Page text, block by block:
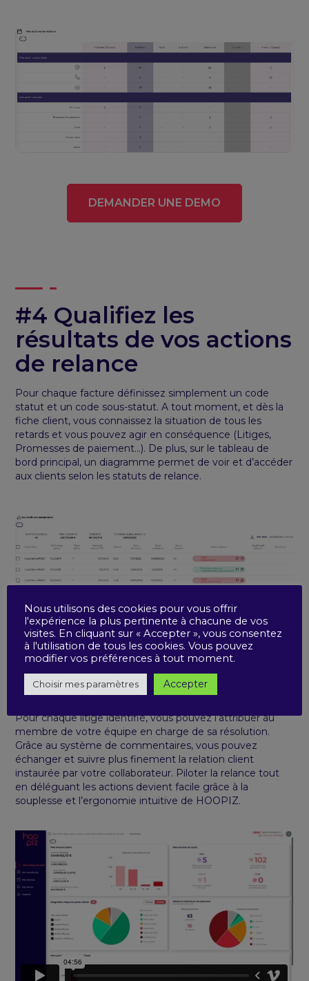
DEMANDER UNE DEMO
#4 Qualifiez les
résultats de vos actions
de relance
Pour chaque facture définissez simplement un code
statut et un code sous-statut. A tout moment, et dès la
fiche client, vous connaissez la situation de tous les
retards et vous pouvez agir en conséquence (Litiges,
Promesses de paiement…). De plus, sur le tableau de
bord principal, un diagramme permet de voir et d’accéder
aux clients selon les statuts de relance.
#5 Gérez les litiges avec
votre équipe
Pour chaque litige identifié, vous pouvez l’attribuer au
membre de votre équipe en charge de sa résolution.
Grâce au système de commentaires, vous pouvez
échanger et suivre plus finement la relation client
instaurée par votre collaborateur. Piloter la relance tout
en déléguant les actions devient facile grâce à la
souplesse et l’ergonomie intuitive de HOOPIZ.
Nous utilisons des cookies pour vous offrir
l'expérience la plus pertinente à chacune de vos
visites. En cliquant sur « Accepter », vous consentez
à l'utilisation de tous les cookies. Vous pouvez
modifier vos préférences à tout moment.
Choisir mes paramètres Accepter